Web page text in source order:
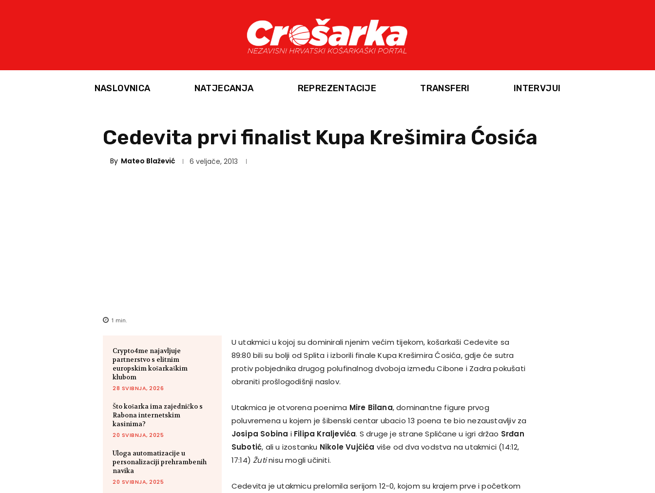
NASLOVNICA NATJECANJA REPREZENTACIJE TRANSFERI INTERVJUI
Cedevita prvi finalist Kupa Krešimira Ćosića
By Mateo Blažević 6 veljače, 2013
1 min.
Crypto4me najavljuje
partnerstvo s elitnim
europskim košarkaškim
klubom
28 SVIBNJA, 2026
Što košarka ima zajedničko s
Rabona internetskim
kasinima?
20 SVIBNJA, 2025
Uloga automatizacije u
personalizaciji prehrambenih
navika
20 SVIBNJA, 2025
U utakmici u kojoj su dominirali njenim većim tijekom, košarkaši Cedevite sa
89:80 bili su bolji od Splita i izborili finale Kupa Krešimira Ćosića, gdje će sutra
protiv pobjednika drugog polufinalnog dvoboja između Cibone i Zadra pokušati
obraniti prošlogodišnji naslov.
Utakmica je otvorena poenima Mire Bilana, dominantne figure prvog
poluvremena u kojem je šibenski centar ubacio 13 poena te bio nezaustavljiv za
Josipa Sobina i Filipa Kraljevića. S druge je strane Splićane u igri držao Srđan
Subotić, ali u izostanku Nikole Vujčića više od dva vodstva na utakmici (14:12,
17:14)Žutinisu mogli učiniti.
Cedevita je utakmicu prelomila serijom 12-0, kojom su krajem prve i početkom